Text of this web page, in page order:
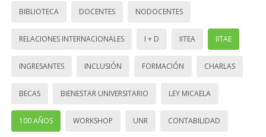
BIBLIOTECA DOCENTES NODOCENTES
RELACIONES INTERNACIONALES I + D IITEA IITAE
INGRESANTES INCLUSIÓN FORMACIÓN CHARLAS
BECAS BIENESTAR UNIVERSITARIO LEY MICAELA
100 AÑOS WORKSHOP UNR CONTABILIDAD